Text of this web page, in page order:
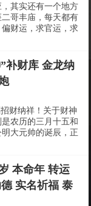
其实还有一个地方
哥丰庙，每天都有
财运，求官运，求
补财库 金龙纳
财纳祥！关于财神
农历的三月十五和
大元帅的诞辰，正
本命年 转运
实名祈福 泰